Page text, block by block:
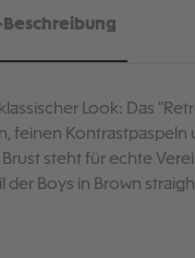
Look: Das
feinen Kontrastpaspeln
Brust steht für echte
der Boys in Brown